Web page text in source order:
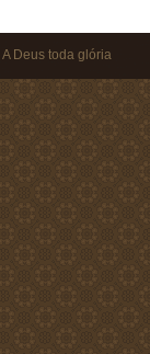
Deus toda glória